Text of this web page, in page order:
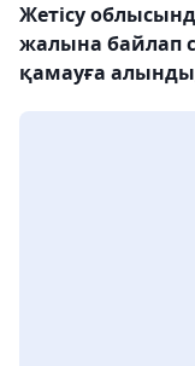
Жетісу
жалына байлап
қамауға